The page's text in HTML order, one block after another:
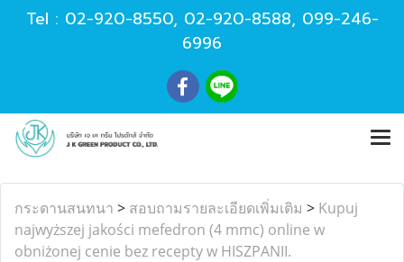
Tel : 02-920-8550, 02-920-8588, 099-246-
6996
กระดานสนทนา > สอบถามรายละเอียดเพิ่มเติม > Kupuj
najwyższej jakości mefedron (4 mmc) online w
obniżonej cenie bez recepty w HISZPANII.